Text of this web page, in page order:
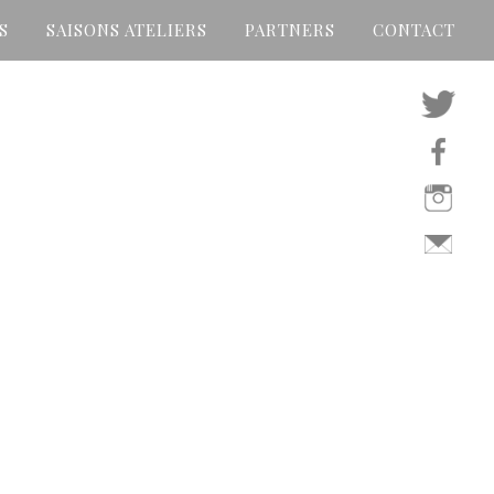
SAISONS ATELIERS PARTNERS CONTACT